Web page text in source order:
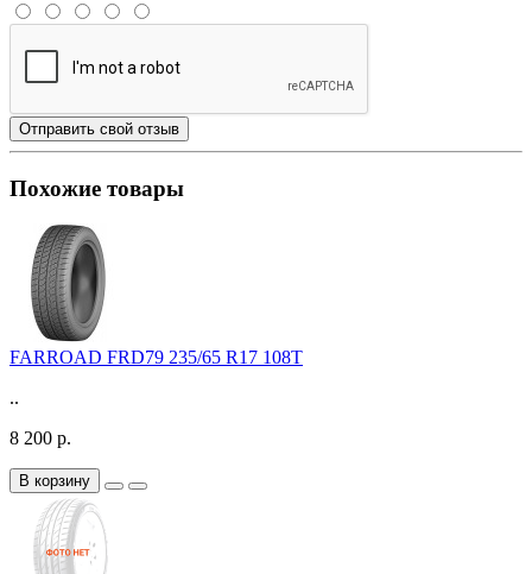
Отправить свой отзыв
Похожие товары
FARROAD FRD79 235/65 R17 108T
..
8 200 р.
В корзину